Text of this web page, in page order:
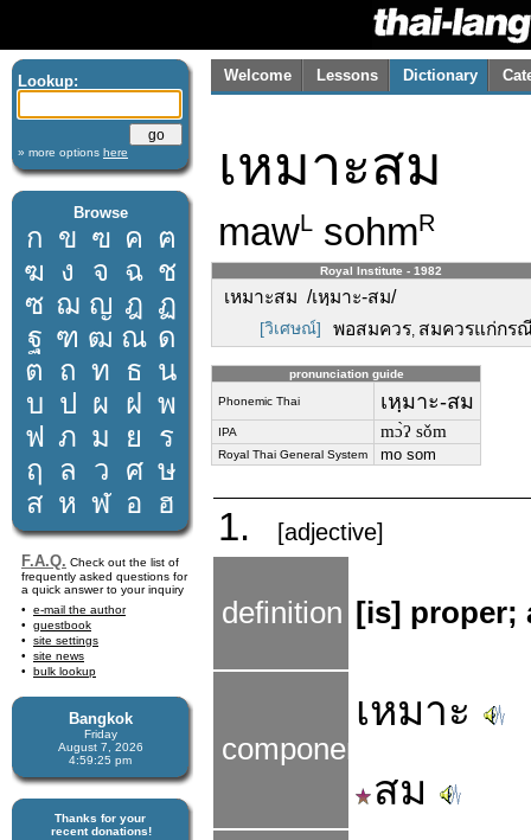
Lookup:
» more options here
Browse
ก ข ฃ ค ฅ
ฆ ง จ ฉ ช
ซ ฌ ญ ฎ ฏ
ฐ ฑ ฒ ณ ด
ต ถ ท ธ น
บ ป ผ ฝ พ
ฟ ภ ม ย
ร
ฤ
ล ว ศ ษ
ส ห ฬ อ ฮ
F.A.Q. Check out the list of
frequently asked questions for
a quick answer to your inquiry
e-mail the author
guestbook
site settings
site news
bulk lookup
Bangkok
Friday
August 7, 2026
4:59:26 pm
Thanks for your
recent donations!
Welcome Lessons Dictionary
เหมาะสม
mawL sohmR
Royal Institute - 1982
เหมาะสม /เหฺมาะ-สม/
[วิเศษณ์] พอสมควร, สมควรแก่กร
pronunciation guide
Phonemic Thai เหฺมาะ-สม
IPA mɔ̀ʔ sǒm
Royal Thai General System mo som
1. [adjective]
definition [is] proper;
components
เหมาะ
สม